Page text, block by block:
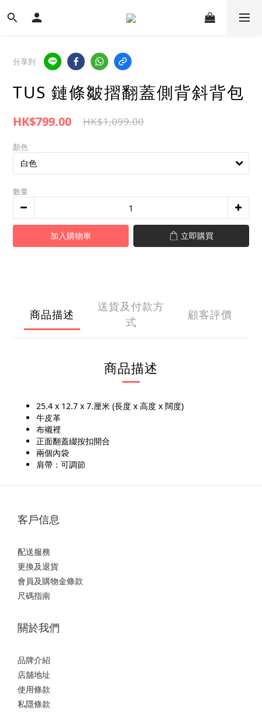
分享到
TUS 鏈條皺摺翻蓋側背斜背包
HK$799.00 HK$1,099.00
顏色
數量
加入購物車 立即購買
商品描述
送貨及付款方
式
顧客評價
商品描述
25.4 x 12.7 x 7.厘米 (長度 x 高度 x 闊度)
牛皮革
布襯裡
正面翻蓋綴按扣開合
兩個內袋
肩帶：可調節
客戶信息
配送服務
更換及退貨
會員及購物金條款
尺碼指南
關於我們
品牌介紹
店舖地址
使用條款
私隱條款